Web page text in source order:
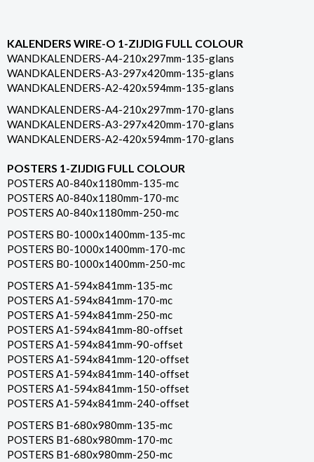
KALENDERS WIRE-O 1-ZIJDIG FULL COLOUR
WANDKALENDERS-A4-210x297mm-135-glans
WANDKALENDERS-A3-297x420mm-135-glans
WANDKALENDERS-A2-420x594mm-135-glans
WANDKALENDERS-A4-210x297mm-170-glans
WANDKALENDERS-A3-297x420mm-170-glans
WANDKALENDERS-A2-420x594mm-170-glans
POSTERS 1-ZIJDIG FULL COLOUR
POSTERS A0-840x1180mm-135-mc
POSTERS A0-840x1180mm-170-mc
POSTERS A0-840x1180mm-250-mc
POSTERS B0-1000x1400mm-135-mc
POSTERS B0-1000x1400mm-170-mc
POSTERS B0-1000x1400mm-250-mc
POSTERS A1-594x841mm-135-mc
POSTERS A1-594x841mm-170-mc
POSTERS A1-594x841mm-250-mc
POSTERS A1-594x841mm-80-offset
POSTERS A1-594x841mm-90-offset
POSTERS A1-594x841mm-120-offset
POSTERS A1-594x841mm-140-offset
POSTERS A1-594x841mm-150-offset
POSTERS A1-594x841mm-240-offset
POSTERS B1-680x980mm-135-mc
POSTERS B1-680x980mm-170-mc
POSTERS B1-680x980mm-250-mc